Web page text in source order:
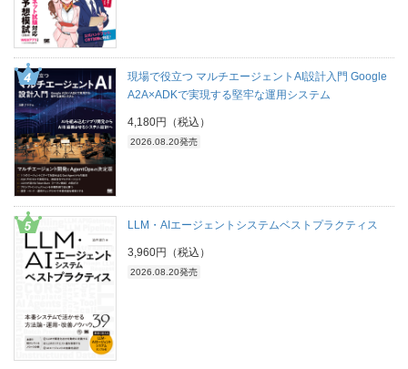
現場で役立つ マルチエージェントAI設計入門 Google
A2A×ADKで実現する堅牢な運用システム
4,180円（税込）
2026.08.20発売
LLM・AIエージェントシステムベストプラクティス
3,960円（税込）
2026.08.20発売